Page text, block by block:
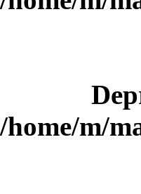
/home/m/